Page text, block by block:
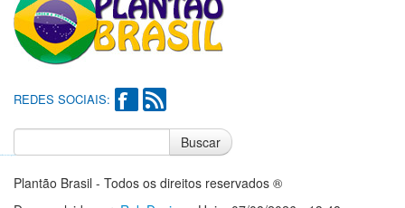
REDES SOCIAIS:
Buscar
Plantão Brasil - Todos os direitos reservados ®